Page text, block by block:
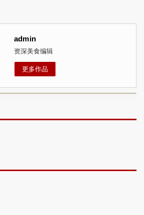
admin
资深美食编辑
更多作品